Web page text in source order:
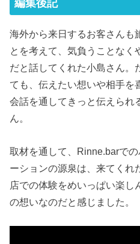
編集後記
海外から来日するお客さんも
とを考えて、気負うことなく
だと話してくれた小島さん。
ても、伝えたい想いや相手を
会話を通してきっと伝えられ
ん。
取材を通して、Rinne.barで
ーションの源泉は、来てくれ
店での体験をめいっぱい楽し
の想いなのだと感じました。